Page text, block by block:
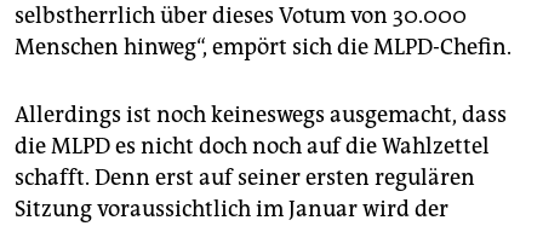
selbstherrlich über dieses Votum von 30.000
Menschen hinweg“, empört sich die MLPD-Chefin.
Allerdings ist noch keineswegs ausgemacht, dass
die MLPD es nicht doch noch auf die Wahlzettel
schafft. Denn erst auf seiner ersten regulären
Sitzung voraussichtlich im Januar wird der